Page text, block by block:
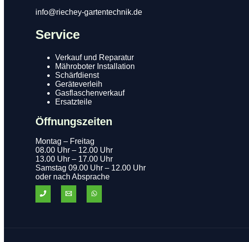
info@riechey-gartentechnik.de
Service
Verkauf und Reparatur
Mähroboter Installation
Schärfdienst
Geräteverleih
Gasflaschenverkauf
Ersatzteile
Öffnungszeiten
Montag – Freitag
08.00 Uhr – 12.00 Uhr
13.00 Uhr – 17.00 Uhr
Samstag 09.00 Uhr – 12.00 Uhr
oder nach Absprache